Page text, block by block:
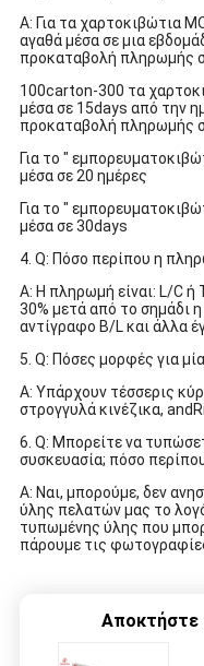
Α: Για τα χαρτοκιβώτια
αγαθά μέσα σε μια
προκαταβολή πληρωμής
100carton-300 τα
μέσα σε 15days από την
προκαταβολή πληρωμής
Για το "
μέσα σε 20 ημέρες
Για το "
μέσα σε 30days
4. Q: Πόσο περίπου η
Α: Η πληρωμή είναι: L/C
30% μετά από το σημάδι
αντίγραφο B/L και άλλα
5. Q: Πόσες μορφές για
Α: Υπάρχουν τέσσερις
στρογγυλά κινέζικα,
6. Q: Μπορείτε να
συσκευασία; πόσο
Α: Ναι, μπορούμε, δεν
ύλης πελατών μας το
τυπωμένης ύλης που
πάρουμε τις
Αποκτήστε